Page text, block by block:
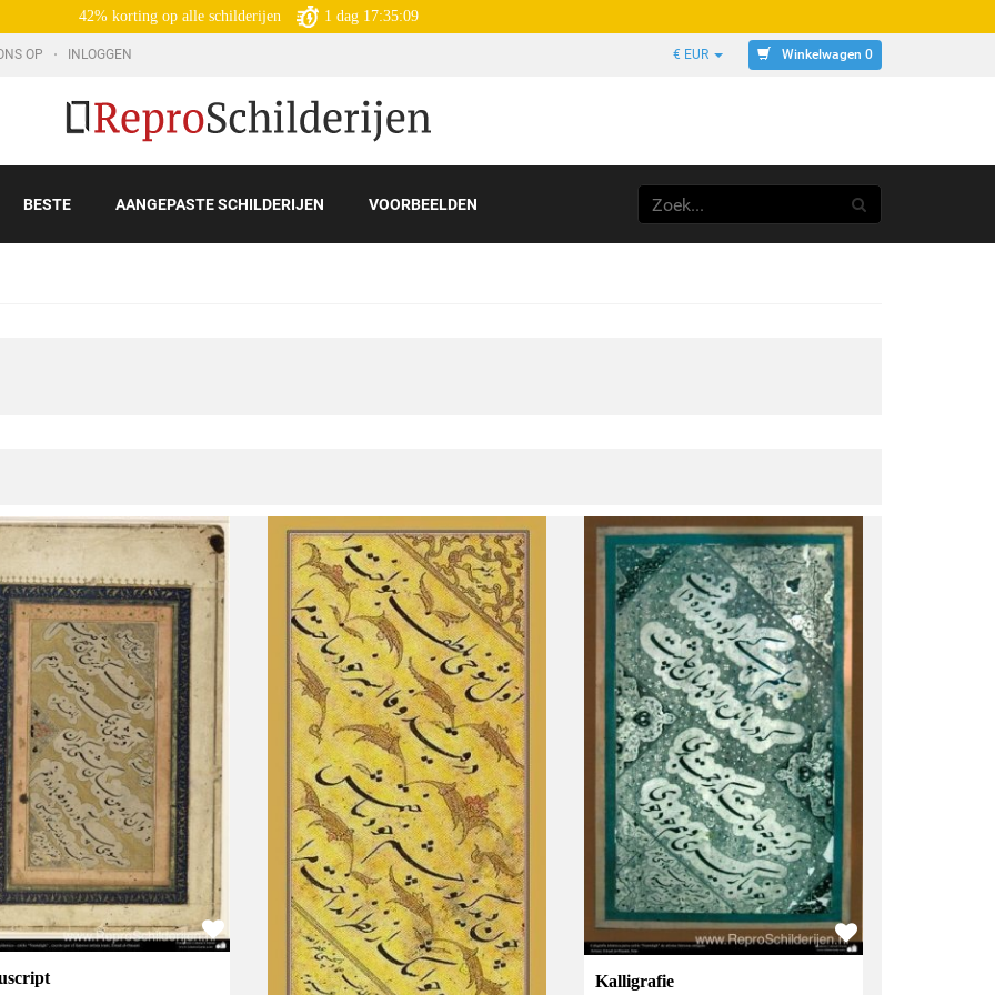
42% korting op alle schilderijen 1 dag 17:35:07
OP INLOGGEN € EUR Winkelwagen 0
BESTE AANGEPASTE SCHILDERIJEN VOORBEELDEN
Kalligrafie